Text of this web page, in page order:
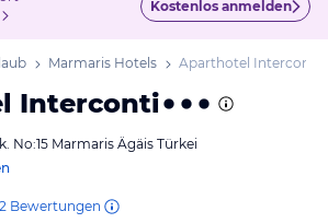
Kostenlos anmelden
Marmaris Hotels Aparthotel Interconti
Interconti
No:15 Marmaris Ägäis Türkei
2 Bewertungen